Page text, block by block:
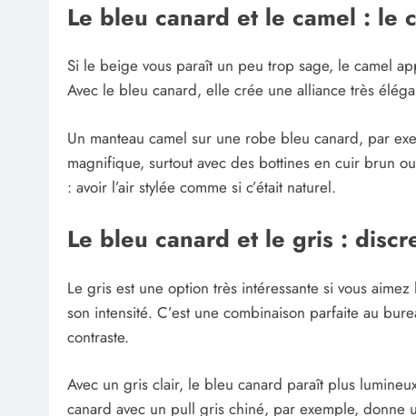
Le bleu canard et le camel : le
Si le beige vous paraît un peu trop sage, le camel
Avec le bleu canard, elle crée une alliance très
Un manteau camel sur une robe bleu canard, par
magnifique, surtout avec des bottines en cuir brun
: avoir l’air stylée comme si c’était naturel.
Le bleu canard et le gris :
Le gris est une option très intéressante si vous
son intensité. C’est une combinaison parfaite au
contraste.
Avec un gris clair, le bleu canard paraît plus
canard avec un pull gris chiné, par exemple, donne